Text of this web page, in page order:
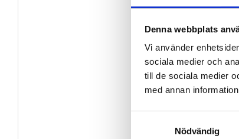
Denna webbplats
Vi använder
sociala medier och
till de sociala medier
med annan
Nödvändig